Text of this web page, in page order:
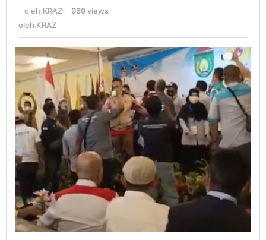
oleh KRAZ-
969 views
oleh KRAZ